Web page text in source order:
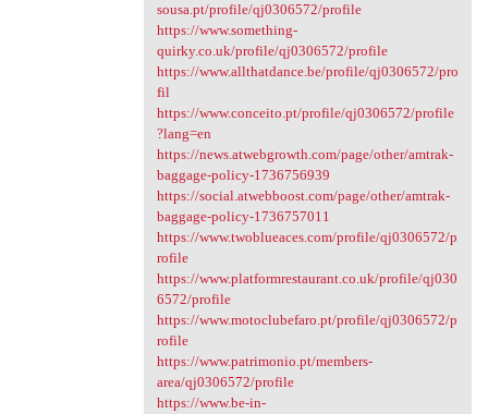
sousa.pt/profile/qj0306572/profile
https://www.something-
quirky.co.uk/profile/qj0306572/profile
https://www.allthatdance.be/profile/qj0306572/pro
fil
https://www.conceito.pt/profile/qj0306572/profile
?lang=en
https://news.atwebgrowth.com/page/other/amtrak-
baggage-policy-1736756939
https://social.atwebboost.com/page/other/amtrak-
baggage-policy-1736757011
https://www.twoblueaces.com/profile/qj0306572/p
rofile
https://www.platformrestaurant.co.uk/profile/qj030
6572/profile
https://www.motoclubefaro.pt/profile/qj0306572/p
rofile
https://www.patrimonio.pt/members-
area/qj0306572/profile
https://www.be-in-